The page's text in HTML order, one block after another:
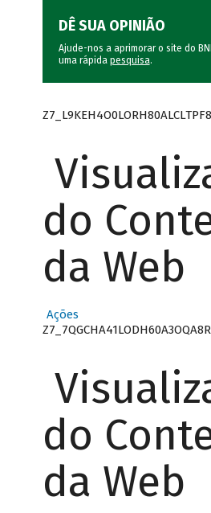
DÊ SUA OPINIÃO
Ajude-nos a aprimorar o site do
uma rápida pesquisa.
do
da Web
Ações
do
da Web